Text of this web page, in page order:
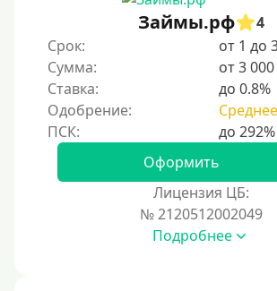
Займы.рф
4
Срок:
от 1 до
Сумма:
от 3
Ставка:
до 0.8%
Одобрение:
Среднее
Оформить
Лицензия ЦБ:
№ 2120512002049
Подробнее